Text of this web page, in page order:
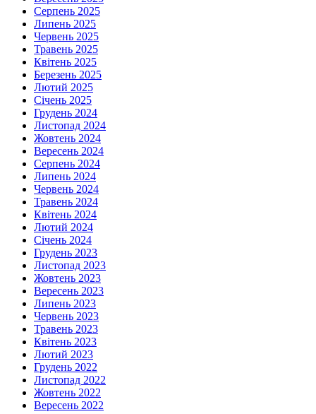
Серпень 2025
Липень 2025
Червень 2025
Травень 2025
Квітень 2025
Березень 2025
Лютий 2025
Січень 2025
Грудень 2024
Листопад 2024
Жовтень 2024
Вересень 2024
Серпень 2024
Липень 2024
Червень 2024
Травень 2024
Квітень 2024
Лютий 2024
Січень 2024
Грудень 2023
Листопад 2023
Жовтень 2023
Вересень 2023
Липень 2023
Червень 2023
Травень 2023
Квітень 2023
Лютий 2023
Грудень 2022
Листопад 2022
Жовтень 2022
Вересень 2022